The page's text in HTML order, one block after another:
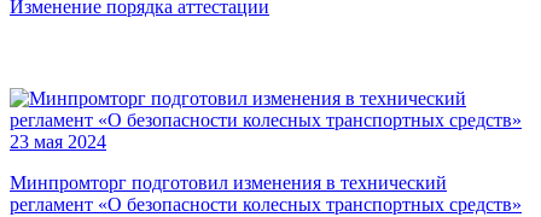
Изменение порядка аттестации
23 мая 2024
Минпромторг подготовил изменения в технический
регламент «О безопасности колесных транспортных средств»